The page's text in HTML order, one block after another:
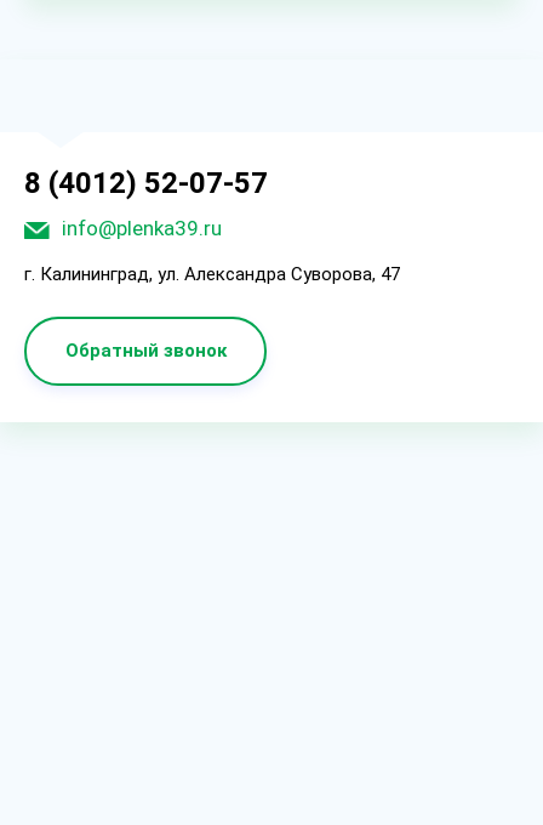
8 (4012) 52-07-57
info@plenka39.ru
г. Калининград, ул. Александра Суворова, 47
Обратный звонок